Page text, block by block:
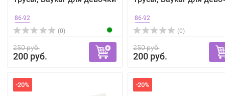
86-92
(0)
250 руб.
200 руб.
86-92
(0)
250 руб.
200 руб.
-20% -20%